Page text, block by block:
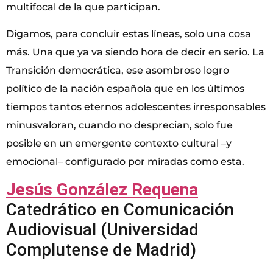
multifocal de la que participan.
Digamos, para concluir estas líneas, solo una cosa
más. Una que ya va siendo hora de decir en serio. La
Transición democrática, ese asombroso logro
político de la nación española que en los últimos
tiempos tantos eternos adolescentes irresponsables
minusvaloran, cuando no desprecian, solo fue
posible en un emergente contexto cultural –y
emocional– configurado por miradas como esta.
Jesús González Requena
Catedrático en Comunicación
Audiovisual (Universidad
Complutense de Madrid)